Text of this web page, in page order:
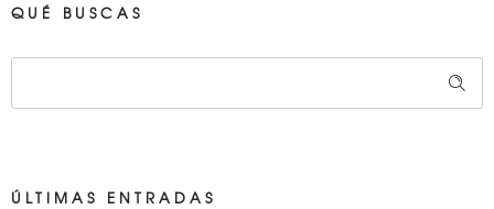
QUÉ BUSCAS
ÚLTIMAS ENTRADAS